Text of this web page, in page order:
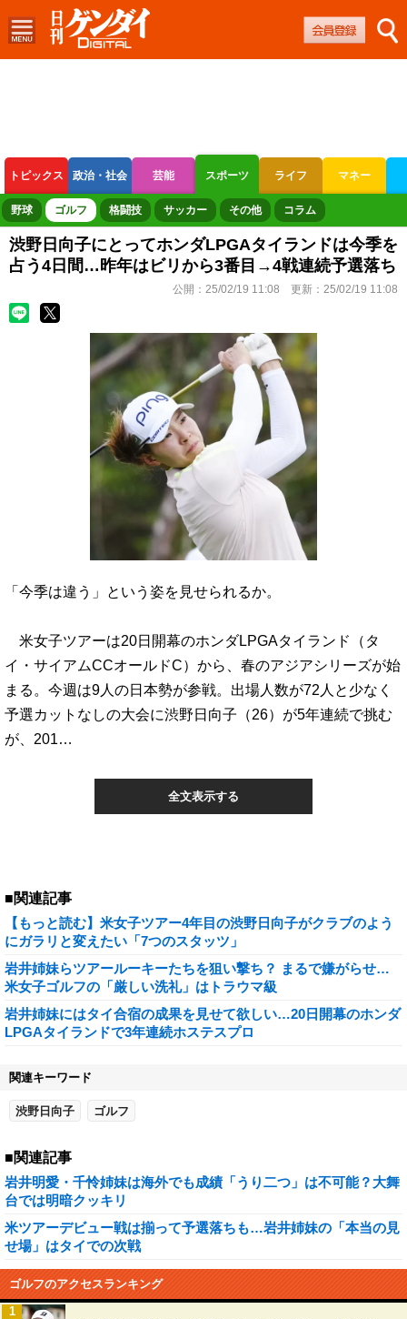
トピックス 政治・社会 芸能 スポーツ ライフ マネー
ボートレース 競輪 オートレース
野球 ゴルフ 格闘技 サッカー その他 コラム
渋野日向子にとってホンダLPGAタイランドは今季を
占う4日間…昨年はビリから3番目→4戦連続予選落ち
公開： 25/02/19 11:08 更新： 25/02/19 11:08
「今季は違う」という姿を見せられるか。
米女子ツアーは20日開幕のホンダLPGAタイランド（タ
イ・サイアムCCオールドC）から、春のアジアシリーズが始
まる。今週は9人の日本勢が参戦。出場人数が72人と少なく
予選カットなしの大会に渋野日向子（26）が5年連続で挑む
が、201…
全文表示する
■関連記事
【もっと読む】米女子ツアー4年目の渋野日向子がクラブのよう
にガラリと変えたい「7つのスタッツ」
岩井姉妹らツアールーキーたちを狙い撃ち？ まるで嫌がらせ…
米女子ゴルフの「厳しい洗礼」はトラウマ級
岩井姉妹にはタイ合宿の成果を見せて欲しい…20日開幕のホンダ
LPGAタイランドで3年連続ホステスプロ
関連キーワード
渋野日向子 ゴルフ
■関連記事
岩井明愛・千怜姉妹は海外でも成績「うり二つ」は不可能？大舞
台では明暗クッキリ
米ツアーデビュー戦は揃って予選落ちも…岩井姉妹の「本当の見
せ場」はタイでの次戦
ゴルフのアクセスランキング
1